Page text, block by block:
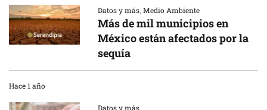
Datos y más,Medio Ambiente
Más de mil municipios en
México están afectados por la
sequía
Hace 1 año
Datos y más